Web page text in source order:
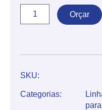
Orçar
SKU:
Categorias: